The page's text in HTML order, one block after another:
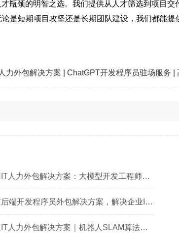
瓶颈的明智之选。我们提供从人才筛选到项目交
是短期项目攻坚还是长期团队建设，我们都能提
深圳IT人力外包解决方案：大模型开发工程师程序员或工程师人力外包的高效选择
北京后端开发程序员外包解决方案，解决企业IT人才招聘难题
南京IT人力外包解决方案｜机器人SLAM算法工程师程序员外包服务